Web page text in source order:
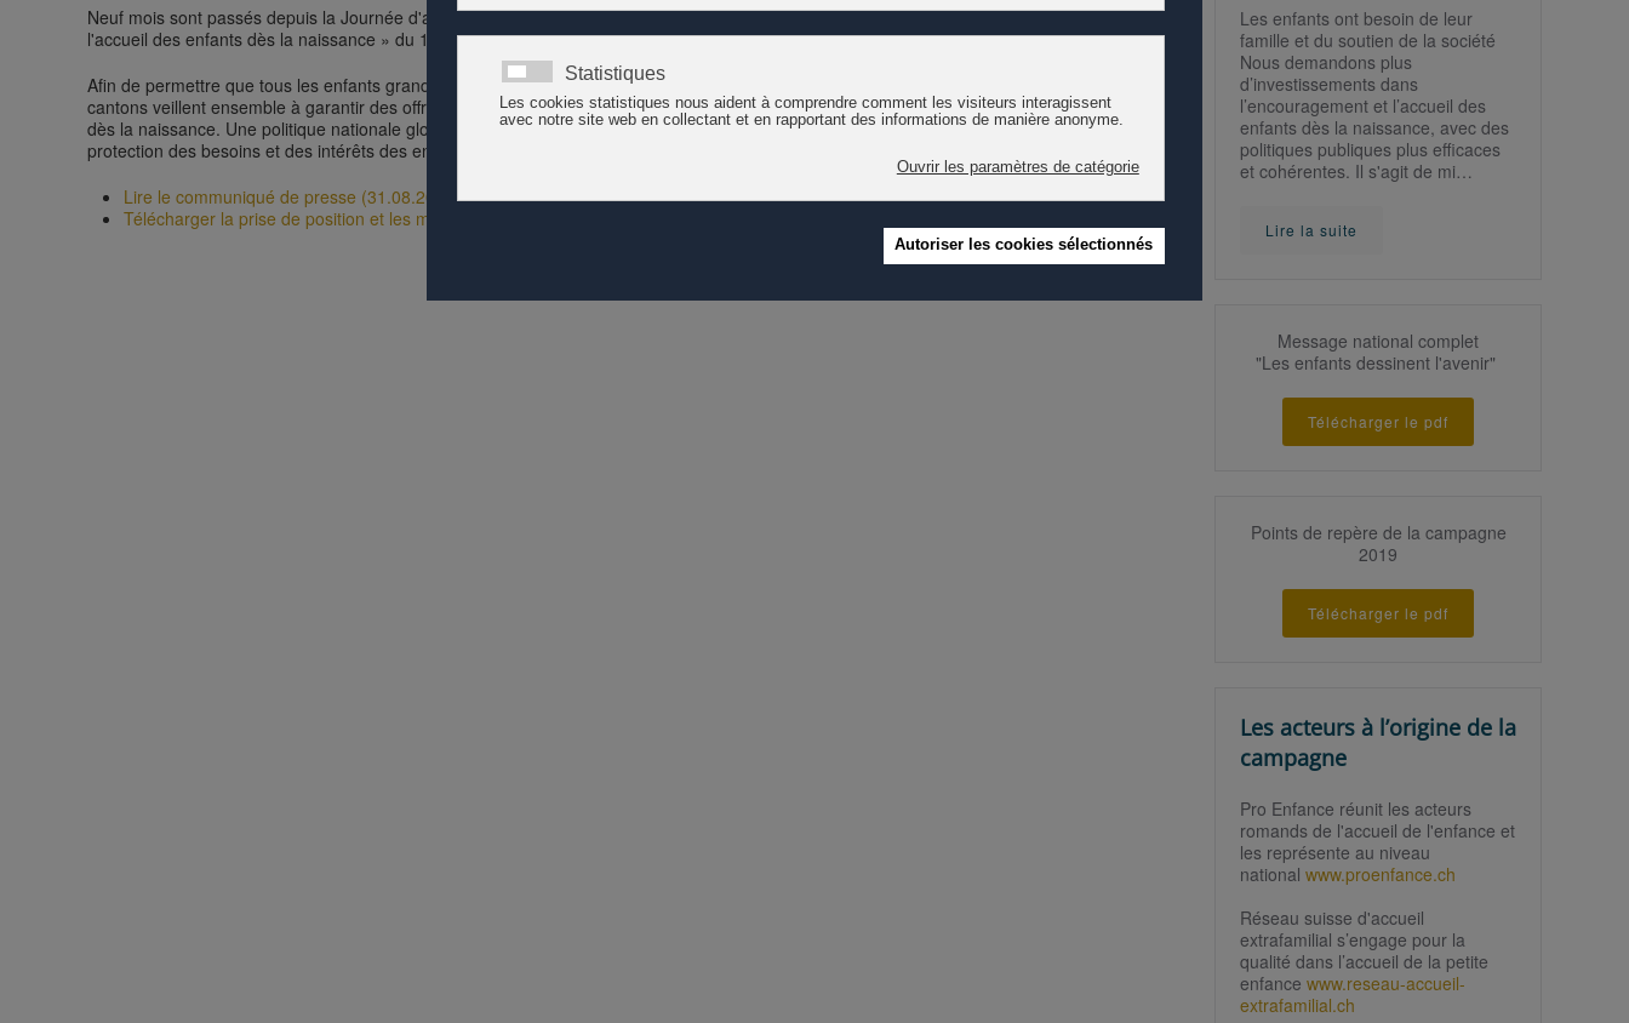
Neuf mois sont passés depuis la Journée d'action suisse « Les enfants dessinent l’avenir – Plus d’investissements pour l’encouragement et
l'accueil des enfants dès la naissance » du 16 novembre 2019 à Lausanne.
Afin de permettre que tous les enfants grandissent bien et équitablement, plusieurs organisations demandent que la Confédération et les
cantons veillent ensemble à garantir des offres d’encouragement et d’accueil des enfants avec un haut niveau de qualité et d’accessibilité
dès la naissance. Une politique nationale globale de l’encouragement et de l’accueil des enfants dès la naissance, dans le respect et la
protection des besoins et des intérêts des enfants, reste nécessaire.
Lire le communiqué de presse (31.08.2020)
Télécharger la prise de position et les message des partenaires
Les enfants ont besoin de leur
famille et du soutien de la société
Nous demandons plus
d’investissements dans
l’encouragement et l’accueil des
enfants dès la naissance, avec des
politiques publiques plus efficaces
et cohérentes. Il s'agit de mi…
Lire la suite
Message national complet
"Les enfants dessinent l'avenir"
Télécharger le pdf
Points de repère de la campagne
2019
Télécharger le pdf
Les acteurs à l’origine de la
campagne
Pro Enfance réunit les acteurs
romands de l'accueil de l'enfance et
les représente au niveau
national www.proenfance.ch
Réseau suisse d'accueil
extrafamilial s’engage pour la
qualité dans l’accueil de la petite
enfance www.reseau-accueil-
extrafamilial.ch